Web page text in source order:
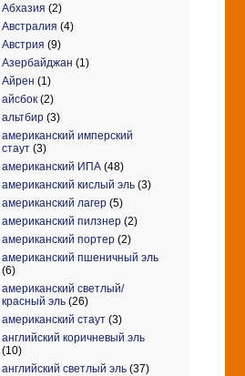
Абхазия (2)
Австралия (4)
Австрия (9)
Азербайджан (1)
Айрен (1)
айсбок (2)
альтбир (3)
американский имперский
стаут (3)
американский ИПА (48)
американский кислый эль (3)
американский лагер (5)
американский пилзнер (2)
американский портер (2)
американский пшеничный эль
(6)
американский светлый/
красный эль (26)
американский стаут (3)
английский коричневый эль
(10)
английский светлый эль (37)